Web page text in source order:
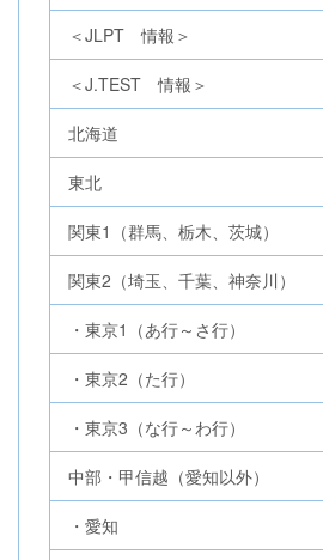
＜JLPT 情報＞
＜J.TEST 情報＞
北海道
東北
関東1（群馬、栃木、茨城）
関東2（埼玉、千葉、神奈川）
・東京1（あ行～さ行）
・東京2（た行）
・東京3（な行～わ行）
中部・甲信越（愛知以外）
・愛知